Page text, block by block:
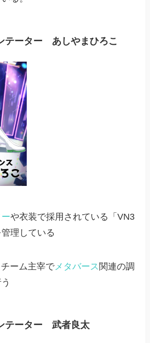
テーター あしやまひろこ
ーや衣装で採用されている「VN3
理している
ーム主宰でメタバース 関連の調
テーター 武者良太